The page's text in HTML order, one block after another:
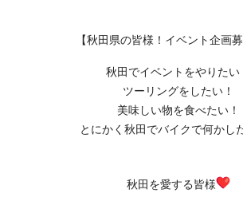
【秋田県の皆様！イベント企画
秋田でイベントをやりたい
ツーリングをしたい！
美味しい物を食べたい！
とにかく秋田でバイクで何かし
秋田を愛する皆様